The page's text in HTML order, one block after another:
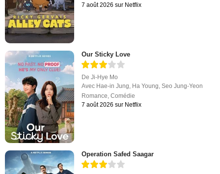
7 août 2026 sur Netflix
Our Sticky Love
DeJi-Hye Mo
Avec Hae-in Jung, Ha Young,Seo Jung-Yeon
Romance,Comédie
7 août 2026 sur Netflix
Operation Safed Saagar